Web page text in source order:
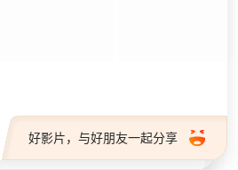
好影片，与好朋友一起分享